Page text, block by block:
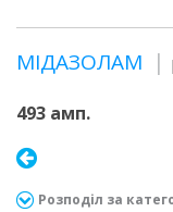
МІДАЗОЛАМ
493 амп.
Розподіл за